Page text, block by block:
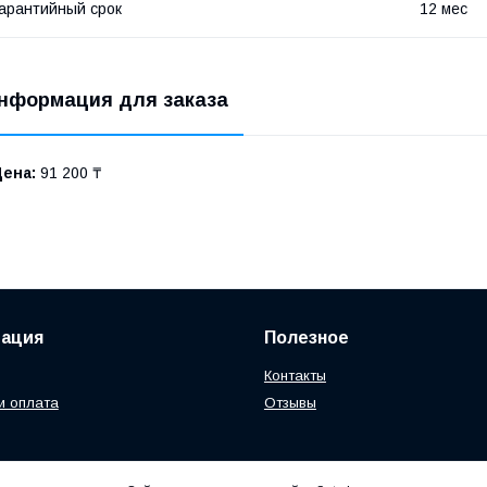
срок 12 мес
для заказа
91 200 ₸
оплата
Полезное
Контакты
Отзывы